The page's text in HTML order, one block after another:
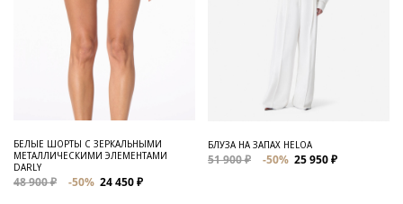
БЕЛЫЕ ШОРТЫ С ЗЕРКАЛЬНЫМИ
МЕТАЛЛИЧЕСКИМИ ЭЛЕМЕНТАМИ
DARLY
48 900 ₽ -50% 24 450 ₽
БЛУЗА НА ЗАПАХ HELOA
51 900 ₽ -50% 25 950 ₽